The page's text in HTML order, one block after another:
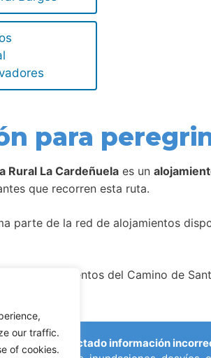
our traffic.
of cookies.
para
Rural La Cardeñuela es un
que recorren esta ruta.
parte de la red de alojamientos
de alojamientos del Camino de
¿Has detectado información